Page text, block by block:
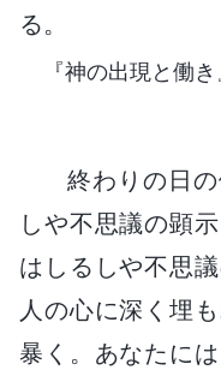
る。
『神の出現と働
終わりの日
しや不思議の顕
はしるしや不思
人の心に深く埋
暴く。あなたに